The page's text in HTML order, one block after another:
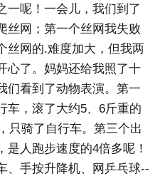
一呢！一会儿，我们到了
丝网；第一个丝网我失败
丝网的.难度加大，但我两
心了。妈妈还给我照了十
们看到了动物表演。第一
车，滚了大约5、6斤重的
只骑了自行车。第三个出
人跑步速度的4倍多呢！
、手按升降机、网乒乓球--